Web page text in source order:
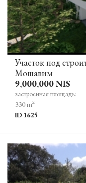
Мошавим
9,000,000 NIS
застроенная площадь:
330 m2
ID 1625